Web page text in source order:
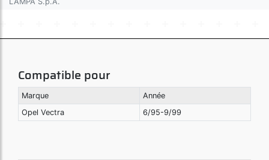
Compatible pour
Marque
Année
Opel Vectra
6/95-9/99